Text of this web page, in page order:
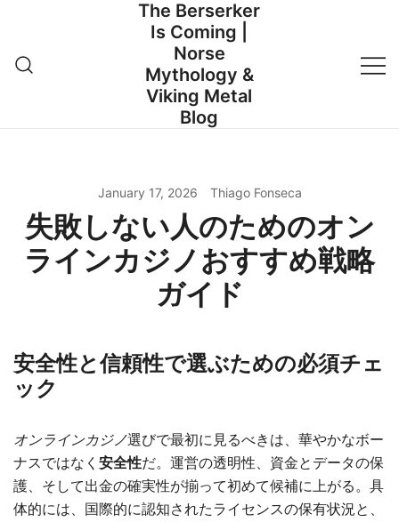
content
The Berserker
Is Coming |
Norse
Mythology &
Viking Metal
Blog
January 17, 2026 Thiago Fonseca
失敗しない人のためのオン
ラインカジノおすすめ戦略
ガイド
安全性と信頼性で選ぶための必須チェ
ック
オンラインカジノ選びで最初に見るべきは、華やかなボー
ナスではなく 安全性だ。運営の透明性、資金とデータの保
護、そして出金の確実性が揃って初めて候補に上がる。具
体的には、国際的に認知されたライセンスの保有状況と、